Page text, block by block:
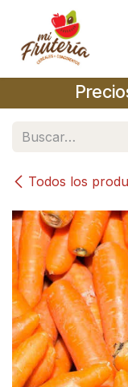
Ir al contenido
Todos los